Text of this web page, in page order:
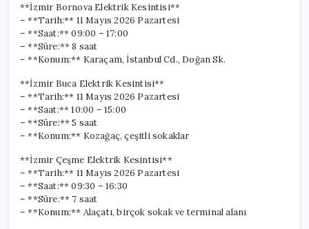
**İzmir Bornova Elektrik Kesintisi**
– **Tarih:** 11 Mayıs 2026 Pazartesi
– **Saat:** 09:00 – 17:00
– **Süre:** 8 saat
– **Konum:** Karaçam, İstanbul Cd., Doğan Sk.
**İzmir Buca Elektrik Kesintisi**
– **Tarih:** 11 Mayıs 2026 Pazartesi
– **Saat:** 10:00 – 15:00
– **Süre:** 5 saat
– **Konum:** Kozağaç, çeşitli sokaklar
**İzmir Çeşme Elektrik Kesintisi**
– **Tarih:** 11 Mayıs 2026 Pazartesi
– **Saat:** 09:30 – 16:30
– **Süre:** 7 saat
– **Konum:** Alaçatı, birçok sokak ve terminal alanı